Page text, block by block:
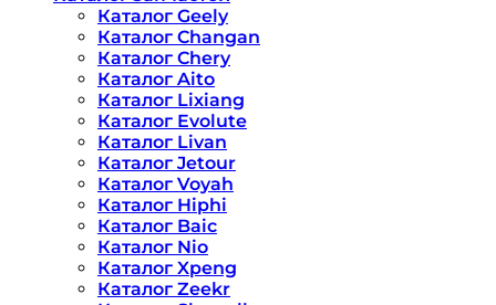
Каталог Geely
Каталог Changan
Каталог Chery
Каталог Aito
Каталог Lixiang
Каталог Evolute
Каталог Livan
Каталог Jetour
Каталог Voyah
Каталог Hiphi
Каталог Baic
Каталог Nio
Каталог Xpeng
Каталог Zeekr